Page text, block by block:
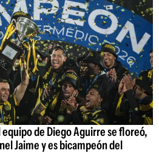
equipo de Diego Aguirre se floreó,
Jaime y es bicampeón del